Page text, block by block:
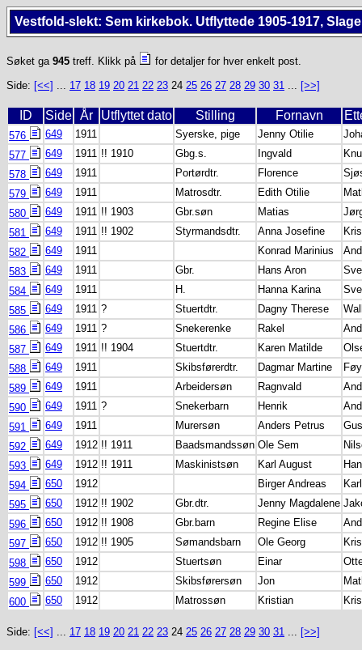
Vestfold-slekt: Sem kirkebok. Utflyttede 1905-1917,
Søket ga 945 treff. Klikk på
for detaljer for hver enkelt post.
Side: [<<] ... 17 18 19 20 21 22 23 24 25 26 27 28 29 30 31 ... [>>]
ID Side År Utflyttet dato Stilling Fornavn
576 649 1911 Syerske, pige Jenny Otilie
577
649 1911 !! 1910 Gbg.s. Ingvald
578
649 1911 Portørdtr. Florence
579
649 1911 Matrosdtr. Edith Otilie
580
649 1911 !! 1903 Gbr.søn Matias
581
649 1911 !! 1902 Styrmandsdtr. Anna Josefine
582
649 1911 Konrad Marinius
583
649 1911 Gbr. Hans Aron
584
649 1911 H. Hanna Karina
585
649 1911 ? Stuertdtr. Dagny Therese
586
649 1911 ? Snekerenke Rakel
587
649 1911 !! 1904 Stuertdtr. Karen Matilde
588
649 1911 Skibsførerdtr. Dagmar Martine
589
649 1911 Arbeidersøn Ragnvald
590
649 1911 ? Snekerbarn Henrik
591
649 1911 Murersøn Anders Petrus
592
649 1912 !! 1911 Baadsmandssøn Ole Sem
593
649 1912 !! 1911 Maskinistsøn Karl August
594
650 1912 Birger Andreas
595
650 1912 !! 1902 Gbr.dtr. Jenny Magdalene
596
650 1912 !! 1908 Gbr.barn Regine Elise
597
650 1912 !! 1905 Sømandsbarn Ole Georg
598
650 1912 Stuertsøn Einar
599
650 1912 Skibsførersøn Jon
600
650 1912 Matrossøn Kristian
Side: [<<] ... 17 18 19 20 21 22 23 24 25 26 27 28 29 30 31 ... [>>]